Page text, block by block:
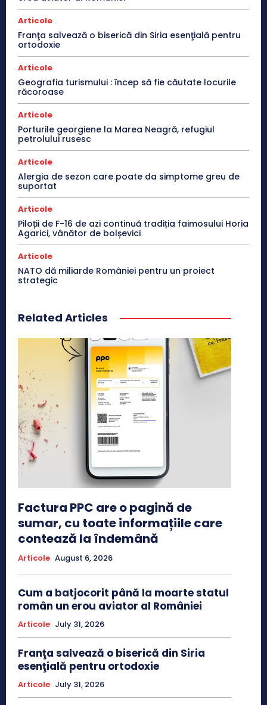
Articole
Franţa salvează o biserică din Siria esenţială pentru
ortodoxie
Articole
Geografia turismului : încep să fie căutate locurile
răcoroase
Articole
Porturile georgiene la Marea Neagră, refugiul
petrolului rusesc
Articole
Alergia de sezon care poate da simptome greu de
suportat
Articole
Piloții de F-16 de azi continuă tradiția faimosului Horia
Agarici, vânător de bolșevici
Articole
NATO dă miliarde României pentru un proiect
strategic
Related Articles
Factura PPC are o pagină de
sumar, cu toate informațiile care
contează la îndemână
Articole August 6, 2026
Cum a batjocorit până la moarte statul
român un erou aviator al României
Articole July 31, 2026
Franţa salvează o biserică din Siria
esenţială pentru ortodoxie
Articole July 31, 2026